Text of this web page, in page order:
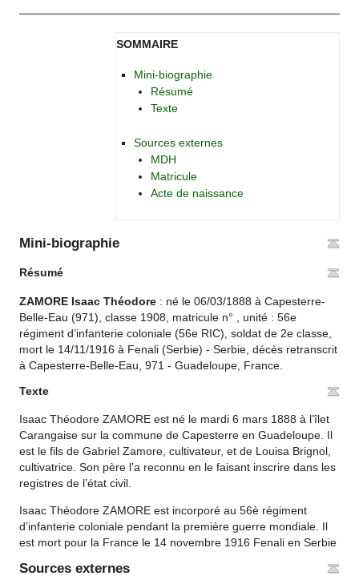
SOMMAIRE
Mini-biographie
Résumé
Texte
Sources externes
MDH
Matricule
Acte de naissance
Mini-biographie
Résumé
ZAMORE Isaac Théodore : né le 06/03/1888 à Capesterre-
Belle-Eau (971), classe 1908, matricule n° , unité : 56e
régiment d’infanterie coloniale (56e RIC), soldat de 2e classe,
mort le 14/11/1916 à Fenali (Serbie) - Serbie, décès retranscrit
à Capesterre-Belle-Eau, 971 - Guadeloupe, France.
Texte
Isaac Théodore ZAMORE est né le mardi 6 mars 1888 à l’îlet
Carangaise sur la commune de Capesterre en Guadeloupe. Il
est le fils de Gabriel Zamore, cultivateur, et de Louisa Brignol,
cultivatrice. Son père l’a reconnu en le faisant inscrire dans les
registres de l’état civil.
Isaac Théodore ZAMORE est incorporé au 56è régiment
d’infanterie coloniale pendant la première guerre mondiale. Il
est mort pour la France le 14 novembre 1916 Fenali en Serbie
Sources externes